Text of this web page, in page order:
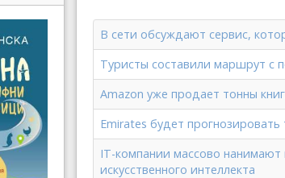
В сети обсуждают сервис,
Туристы составили маршрут с
Amazon уже продает тонны
Emirates будет
IT-компании массово
искусственного интеллекта